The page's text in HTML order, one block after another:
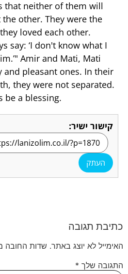
that neither of them will
other. They were the
loved each other.
say: ‘I don't know what I
Amir and Mati, Mati
and pleasant ones. In their
they were not separated.
be a blessing.
קישור ישיר:
העתק
כתיבת תגובה
האימייל לא יוצג באתר. שדות החובה
התגובה שלך *